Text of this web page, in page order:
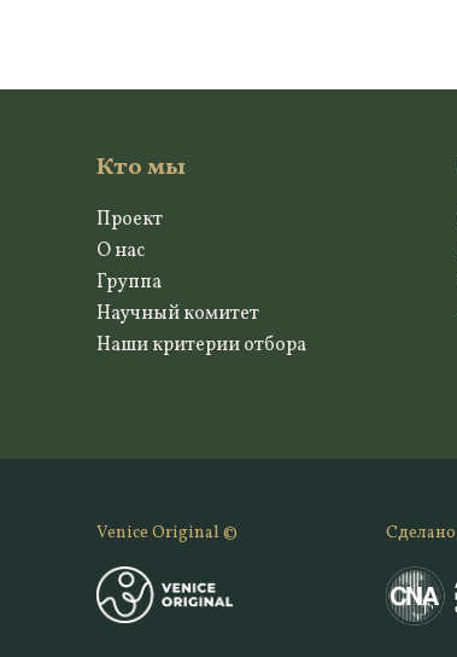
Кто мы
Проект
О нас
Группа
Научный комитет
Наши критерии отбора
Venice Original © Сделано